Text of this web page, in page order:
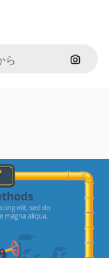
画像で